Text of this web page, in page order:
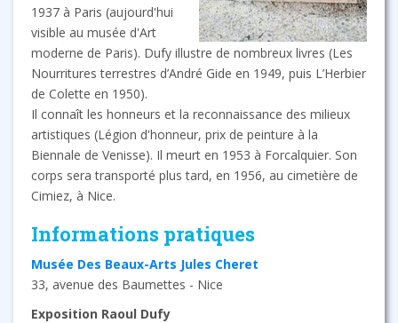
1937 à Paris (aujourd'hui
visible au musée d'Art
moderne de Paris). Dufy illustre de nombreux livres (Les
Nourritures terrestres d’André Gide en 1949, puis L’Herbier
de Colette en 1950).
Il connaît les honneurs et la reconnaissance des milieux
artistiques (Légion d'honneur, prix de peinture à la
Biennale de Venisse). Il meurt en 1953 à Forcalquier. Son
corps sera transporté plus tard, en 1956, au cimetière de
Cimiez, à Nice.
Informations pratiques
Musée Des Beaux-Arts Jules Cheret
33, avenue des Baumettes - Nice
Exposition Raoul Dufy